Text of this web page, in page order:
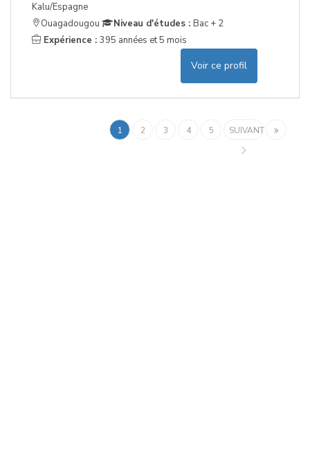
Kalu/Espagne
Ouagadougou
Niveau d'études : Bac + 2
Expérience : 395 années et 5 mois
Voir ce profil
1 2 3 4 5 SUIVANT